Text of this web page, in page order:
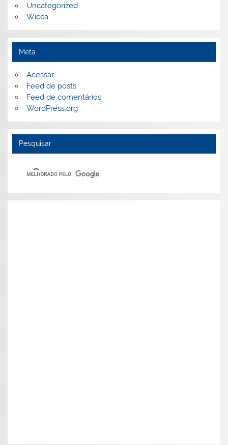
Uncategorized
Wicca
Meta
Acessar
Feed de posts
Feed de comentários
WordPress.org
Pesquisar